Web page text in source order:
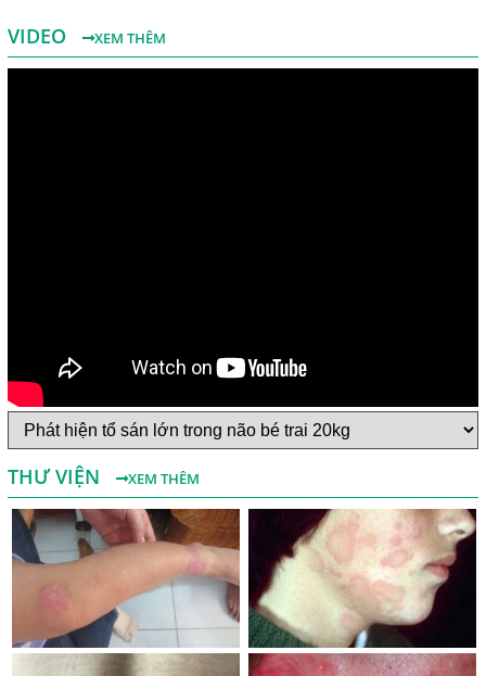
VIDEO XEM THÊM
THƯ VIỆN XEM THÊM
Một Số Điều Cần Biết Về Ký Sinh Trùng Demodex Trên Da
Người
Nguyên Nhân Và Tác Hại Của Bệnh Giun Chỉ Bạch Huyết
Chẩn Đoán Và Điều Trị Bệnh Echinococcus
Những Điều Cần Biết Về Giun Hình Ống
Chẩn Đoán Và Điều Trị Bệnh Amip Ở Não
Bệnh Sán Chó Dấu Hiệu Nhận Biết Và Thời Gian Trị Bệnh
Sán Chó